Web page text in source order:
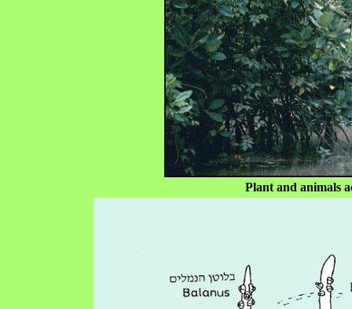
Plant and animals